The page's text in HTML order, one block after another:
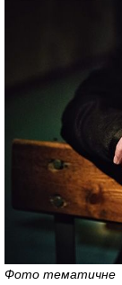
Фото тематичне